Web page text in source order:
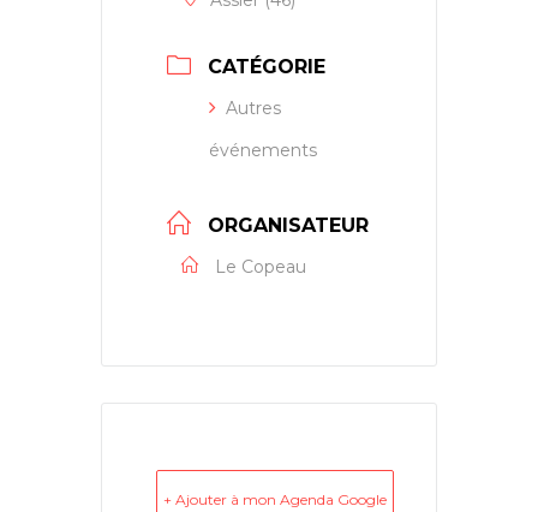
CATÉGORIE
Autres
événements
ORGANISATEUR
Le Copeau
+ Ajouter à mon Agenda Google